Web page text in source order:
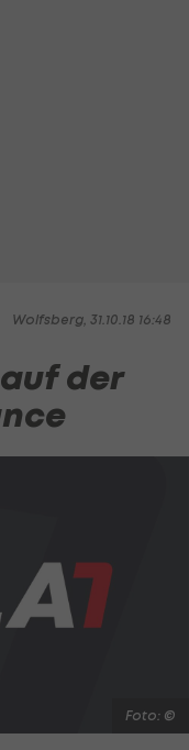
Wolfsberg, 31.10.18 16:48
der
Foto: ©